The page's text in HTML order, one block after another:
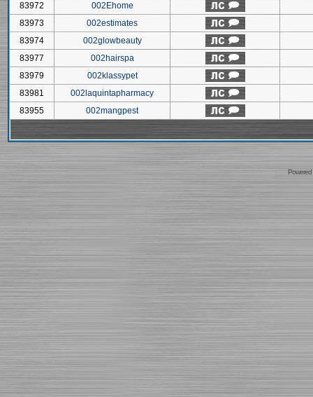
83972
002Ehome
83973
002estimates
83974
002glowbeauty
83977
002hairspa
83979
002klassypet
83981
002laquintapharmacy
83955
002mangpest